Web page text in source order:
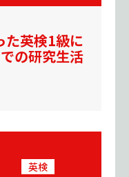
た英検1級に
の研究生活
英検